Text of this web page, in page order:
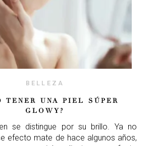
BELLEZA
TENER UNA PIEL SÚPER
GLOWY?
se distingue por su brillo. Ya no
efecto mate de hace algunos años,